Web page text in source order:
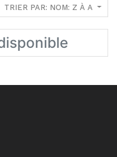
TRIER PAR: NOM: Z À A